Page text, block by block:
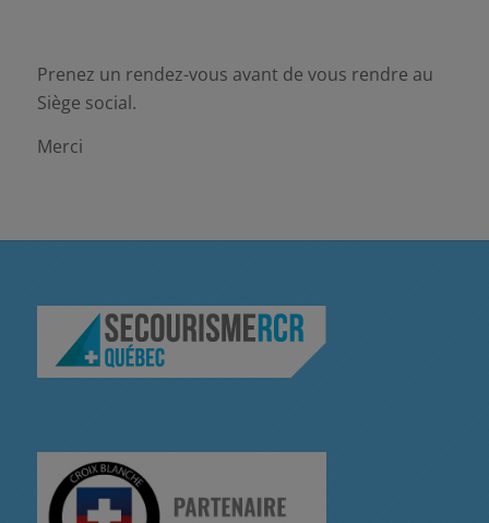
Prenez un rendez-vous avant de vous rendre au
Siège social.
Merci